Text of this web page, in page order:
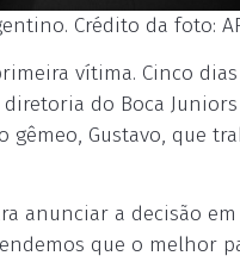
Crédito da foto:
vítima. Cinco
do Boca
Gustavo, que
anunciar a decisão
que o melhor